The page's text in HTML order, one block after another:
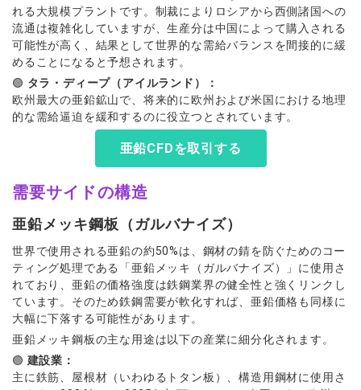
れる大規模プラントです。制裁によりロシアから西側諸国への
流通は複雑化していますが、生産分は中国によって購入される
可能性が高く、結果として世界的な需給バランスを間接的に緩
めることになると予想されます。
🟣 タラ・ディープ（アイルランド）：
欧州最大の亜鉛鉱山で、将来的に欧州および米国における地理
的な需給逼迫を緩和するのに役立つとされています。
亜鉛CFDを取引する
需要サイドの構造
亜鉛メッキ鋼板（ガルバナイズ）
世界で使用される亜鉛の約50%は、鋼材の錆を防ぐためのコー
ティング処理である「亜鉛メッキ（ガルバナイズ）」に使用さ
れており、亜鉛の価格強度は鉄鋼業界の健全性と強くリンクし
ています。そのため鉄鋼需要が軟化すれば、亜鉛価格も同様に
大幅に下落する可能性があります。
亜鉛メッキ鋼板の主な用途は以下の産業に細分化されます。
🟣 建設業：
主に鉄筋、屋根材（いわゆるトタン板）、構造用鋼材に使用さ